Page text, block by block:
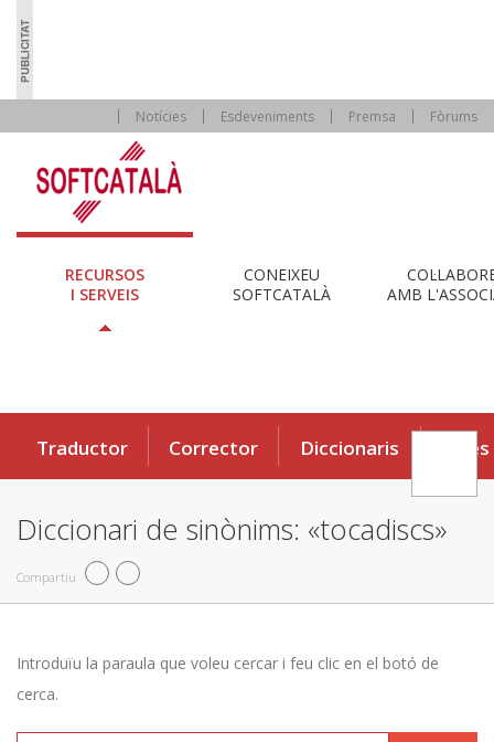
Notícies Esdeveniments Premsa Fòrums
RECURSOS
I SERVEIS
CONEIXEU
SOFTCATALÀ
AMB
Traductor Corrector Diccionaris Eines
Diccionari de sinònims: «tocadiscs»
Compartiu
Introduïu la paraula que voleu cercar i feu clic en el botó de
cerca.